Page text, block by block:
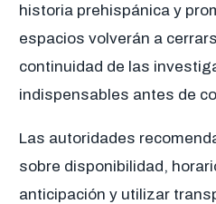
historia prehispánica y
espacios volverán a
continuidad de las
indispensables antes de
Las autoridades
sobre disponibilidad,
anticipación y utilizar